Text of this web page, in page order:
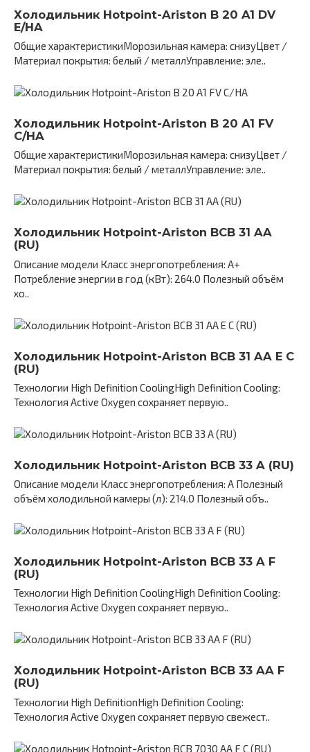
Холодильник Hotpoint-Ariston B 20 A1 DV
E/HA
Общие характеристикиМорозильная камера: снизуЦвет /
Материал покрытия: белый / металлУправление: эле..
Холодильник Hotpoint-Ariston B 20 A1 FV
C/HA
Общие характеристикиМорозильная камера: снизуЦвет /
Материал покрытия: белый / металлУправление: эле..
Холодильник Hotpoint-Ariston BCB 31 AA
(RU)
Описание модели Класс энергопотребления: A+
Потребление энергии в год (кВт): 264.0 Полезный объём
хо..
Холодильник Hotpoint-Ariston BCB 31 AA E C
(RU)
Технологии High Definition CoolingHigh Definition Cooling:
Технология Active Oxygen сохраняет первую..
Холодильник Hotpoint-Ariston BCB 33 A (RU)
Описание модели Класс энергопотребления: A Полезный
объём холодильной камеры (л): 214.0 Полезный объ..
Холодильник Hotpoint-Ariston BCB 33 A F
(RU)
Технологии High Definition CoolingHigh Definition Cooling:
Технология Active Oxygen сохраняет первую..
Холодильник Hotpoint-Ariston BCB 33 AA F
(RU)
Технологии High DefinitionHigh Definition Cooling:
Технология Active Oxygen сохраняет первую свежест..